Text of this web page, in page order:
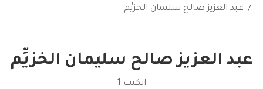
عبد العزيز صالح سليمان الخزيِّم
عبد العزيز صالح سليمان الخزيِّم
الكتب 1